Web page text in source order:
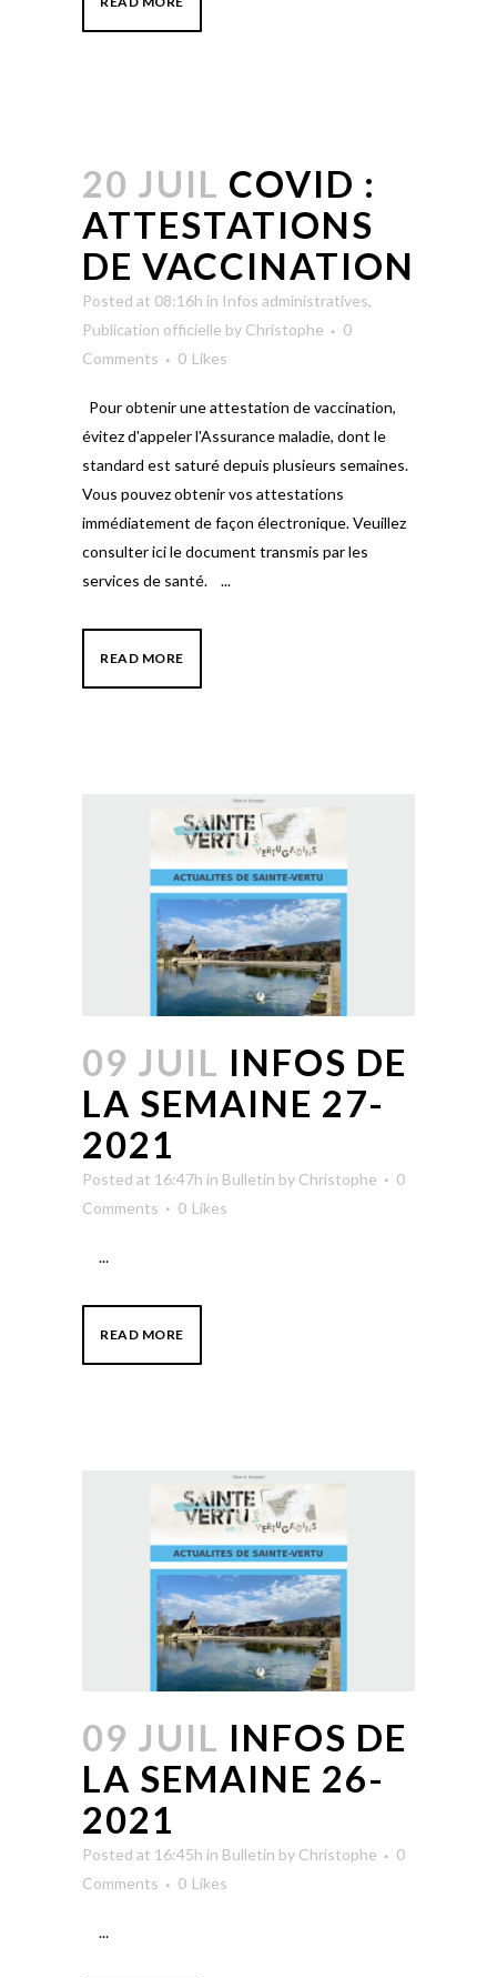
20 JUIL COVID :
ATTESTATIONS
DE VACCINATION
Posted at 08:16h in Infos administratives,
Publication officielle by Christophe
0
Comments
0 Likes
Pour obtenir une attestation de vaccination,
évitez d'appeler l'Assurance maladie, dont le
standard est saturé depuis plusieurs semaines.
Vous pouvez obtenir vos attestations
immédiatement de façon électronique. Veuillez
consulter ici le document transmis par les
services de santé. ...
READ MORE
09 JUIL INFOS DE
LA SEMAINE 27-
2021
Posted at 16:47h in Bulletin by Christophe
0
Comments
0 Likes
...
READ MORE
09 JUIL INFOS DE
LA SEMAINE 26-
2021
Posted at 16:45h in Bulletin by Christophe
0
Comments
0 Likes
...